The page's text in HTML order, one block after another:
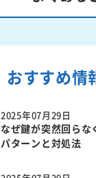
おすすめ情
2025年07月29日
なぜ鍵が突然回らな
パターンと対処法